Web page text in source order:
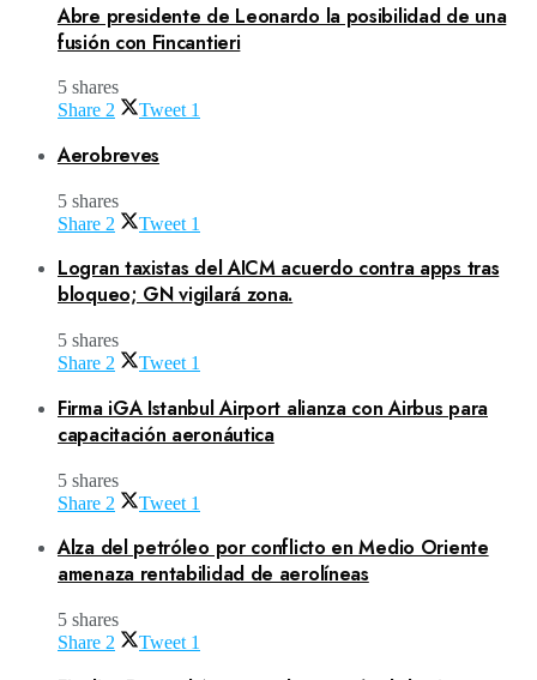
Abre presidente de Leonardo la posibilidad de una
fusión con Fincantieri
5 shares
Share 2 Tweet 1
Aerobreves
5 shares
Share 2 Tweet 1
Logran taxistas del AICM acuerdo contra apps tras
bloqueo; GN vigilará zona.
5 shares
Share 2 Tweet 1
Firma iGA Istanbul Airport alianza con Airbus para
capacitación aeronáutica
5 shares
Share 2 Tweet 1
Alza del petróleo por conflicto en Medio Oriente
amenaza rentabilidad de aerolíneas
5 shares
Share 2 Tweet 1